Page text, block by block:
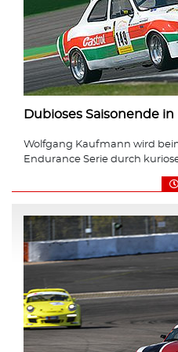
Dubioses Saisonende in
Wolfgang Kaufmann wird
Endurance Serie durch